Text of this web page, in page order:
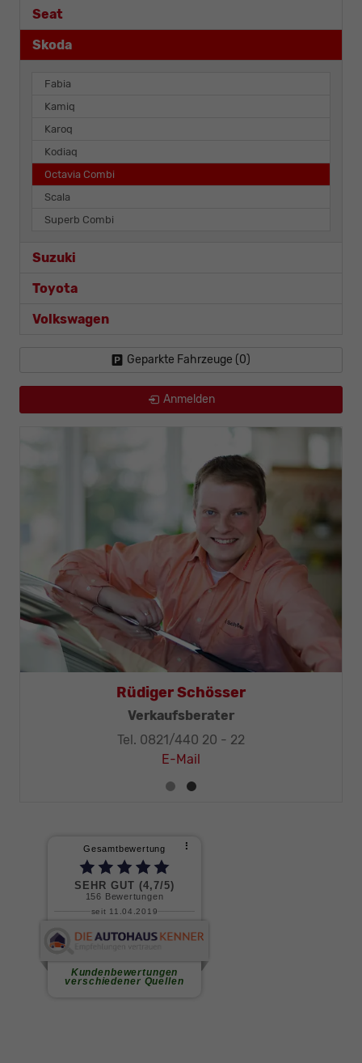
Seat
Skoda
Fabia
Kamiq
Karoq
Kodiaq
Octavia Combi
Scala
Superb Combi
Suzuki
Toyota
Volkswagen
Geparkte Fahrzeuge (0)
Anmelden
Rüdiger Schösser
Verkaufsberater
Tel. 0821/440 20 - 22